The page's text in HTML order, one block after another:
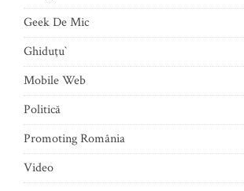
Geek De Mic
Ghiduţu`
Mobile Web
Politică
Promoting România
Video